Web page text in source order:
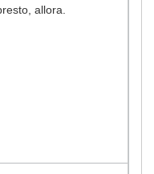
allora.